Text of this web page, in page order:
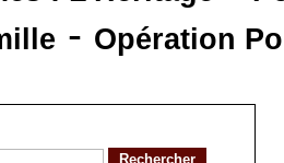
- Opération